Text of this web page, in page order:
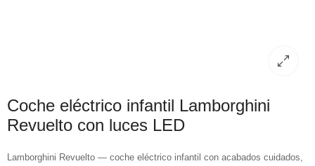
Coche eléctrico infantil Lamborghini
Revuelto con luces LED
Lamborghini Revuelto — coche eléctrico infantil con acabados cuidados,